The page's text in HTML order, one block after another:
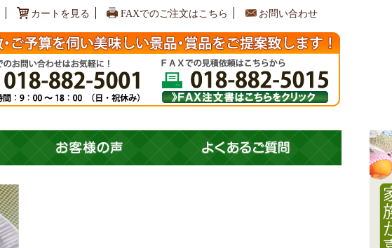
カートを見る FAXでのご注文はこちら お問い合わせ